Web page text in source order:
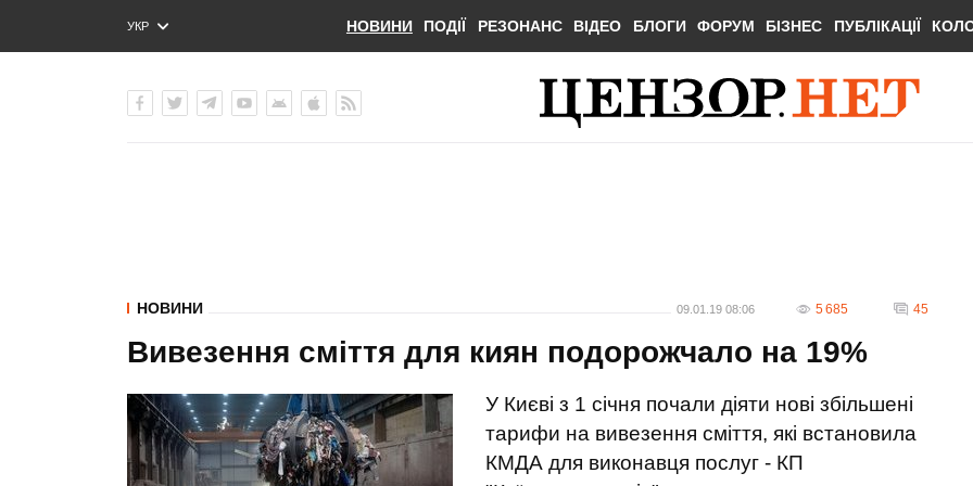
УКР
ENG
НОВИНИ ПОДІЇ РЕЗОНАНС ВІДЕО БЛОГИ ФОРУМ БІЗНЕС ПУБЛІКАЦІЇ
НОВИНИ 09.01.19 08:06 5 685 45
Вивезення сміття для киян подорожчало на 19%
У Києві з 1 січня почали діяти нові збільшені
тарифи на вивезення сміття, які встановила
КМДА для виконавця послуг - КП